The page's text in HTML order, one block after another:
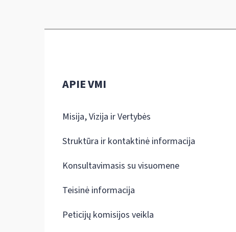
APIE VMI
Misija, Vizija ir Vertybės
Struktūra ir kontaktinė informacija
Konsultavimasis su visuomene
Teisinė informacija
Peticijų komisijos veikla